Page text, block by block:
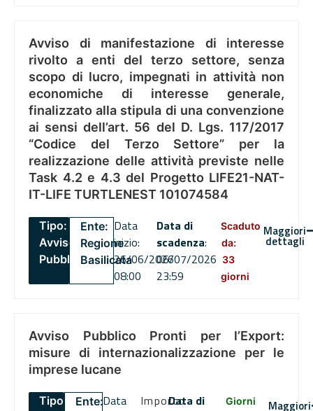
Avviso di manifestazione di interesse
rivolto a enti del terzo settore, senza
scopo di lucro, impegnati in attività non
economiche di interesse generale,
finalizzato alla stipula di una convenzione
ai sensi dell’art. 56 del D. Lgs. 117/2017
“Codice del Terzo Settore” per la
realizzazione delle attività previste nelle
Task 4.2 e 4.3 del Progetto LIFE21-NAT-
IT-LIFE TURTLENEST 101074584
Tipo:
Avviso
Pubblico
Ente:
Regione
Basilicata
Data
inizio:
26/06/2026
08:00
Data di
scadenza:
06/07/2026
23:59
Scaduto
da:
33
giorni
Maggiori
dettagli
Avviso Pubblico Pronti per l’Export:
misure di internazionalizzazione per le
imprese lucane
Tipo:
Ente:Data
ImportoData di
Giorni
Maggiori